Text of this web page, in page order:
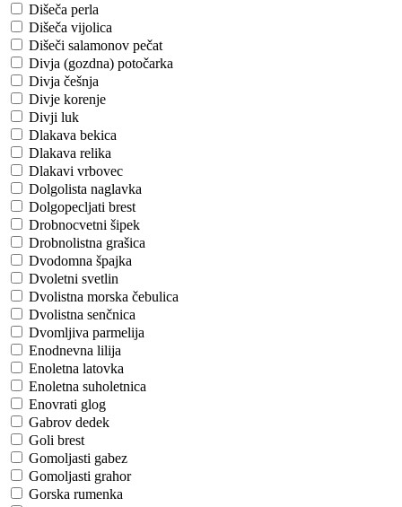
Dišeča perla
Dišeča vijolica
Dišeči salamonov pečat
Divja (gozdna) potočarka
Divja češnja
Divje korenje
Divji luk
Dlakava bekica
Dlakava relika
Dlakavi vrbovec
Dolgolista naglavka
Dolgopecljati brest
Drobnocvetni šipek
Drobnolistna grašica
Dvodomna špajka
Dvoletni svetlin
Dvolistna morska čebulica
Dvolistna senčnica
Dvomljiva parmelija
Enodnevna lilija
Enoletna latovka
Enoletna suholetnica
Enovrati glog
Gabrov dedek
Goli brest
Gomoljasti gabez
Gomoljasti grahor
Gorska rumenka